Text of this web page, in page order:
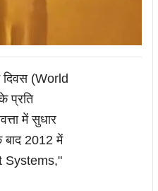
दिवस (World
प्रति
में सुधार
बाद 2012 में
Systems,"